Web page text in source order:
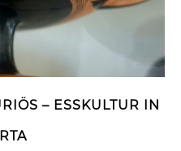
– ESSKULTUR IN